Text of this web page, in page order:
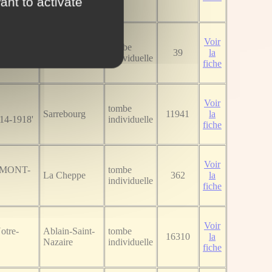
tombe
individuelle
39
Voir
la
fiche
1918'
Sarrebourg
tombe
individuelle
11941
Voir
la
fiche
La Cheppe
tombe
individuelle
362
Voir
la
fiche
Ablain-Saint-
Nazaire
tombe
individuelle
16310
Voir
la
fiche